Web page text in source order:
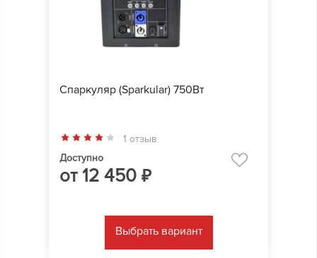
Спаркуляр (Sparkular) 750Вт
1 отзыв
Доступно
от12 450 ₽
Выбрать вариант